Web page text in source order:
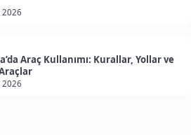
2026
Araç Kullanımı: Kurallar, Yollar ve
2026